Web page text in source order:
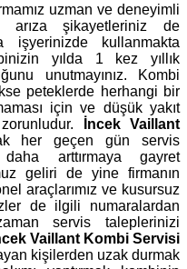
uzman ve deneyimli
şikayetleriniz de
işyerinizde kullanmakta
yılda 1 kez yıllık
unutmayınız. Kombi
peteklerde herhangi bir
için ve düşük yakıt
İncek Vaillant
her geçen gün servis
daha arttırmaya gayret
geliri de yine firmanın
araçlarımız ve kusursuz
de ilgili numaralardan
servis taleplerinizi
Vaillant Kombi Servisi
kişilerden uzak durmak